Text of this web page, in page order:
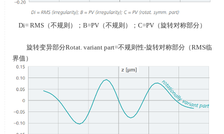
Di= RMS（不规则）； B=PV（不规则）； C=PV（旋转对称部分）
旋转变异部分Rotat. variant part=不规则性-旋转对称部分（RMS临
界值）